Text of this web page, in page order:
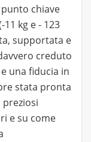
chiave
kg e - 123
supportata e
creduto
una fiducia in
stata pronta
e su come